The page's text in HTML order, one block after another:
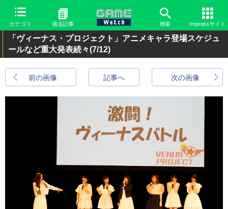
カテゴリ 過去記事 検索 Impressサイト
「ヴィーナス・プロジェクト」アニメキャラ登場スケジュ
ールなど重大発表続々(7/12)
前の画像 次の画像
記事へ